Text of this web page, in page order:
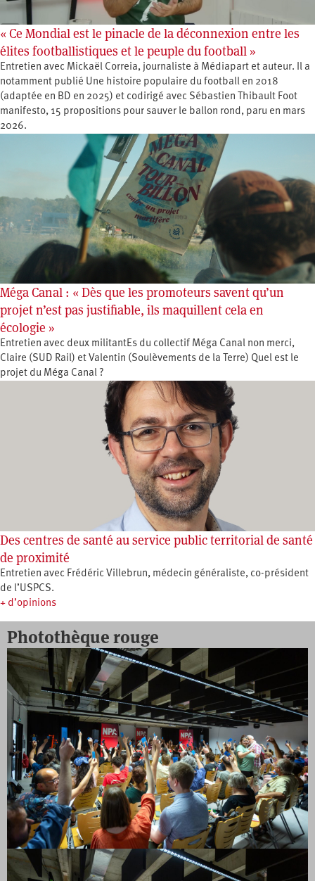
« Ce Mondial est le pinacle de la déconnexion entre les
élites footballistiques et le peuple du football »
Entretien avec Mickaël Correia, journaliste à Médiapart et auteur. Il a
notamment publié Une histoire populaire du football en 2018
(adaptée en BD en 2025) et codirigé avec Sébastien Thibault Foot
manifesto, 15 propositions pour sauver le ballon rond, paru en mars
2026.
Méga Canal : « Dès que les promoteurs savent qu’un
projet n’est pas justifiable, ils maquillent cela en
écologie »
Entretien avec deux militantEs du collectif Méga Canal non merci,
Claire (SUD Rail) et Valentin (Soulèvements de la Terre) Quel est le
projet du Méga Canal ?
Des centres de santé au service public territorial de santé
de proximité
Entretien avec Frédéric Villebrun, médecin généraliste, co-président
de l’USPCS.
+ d’opinions
Photothèque rouge